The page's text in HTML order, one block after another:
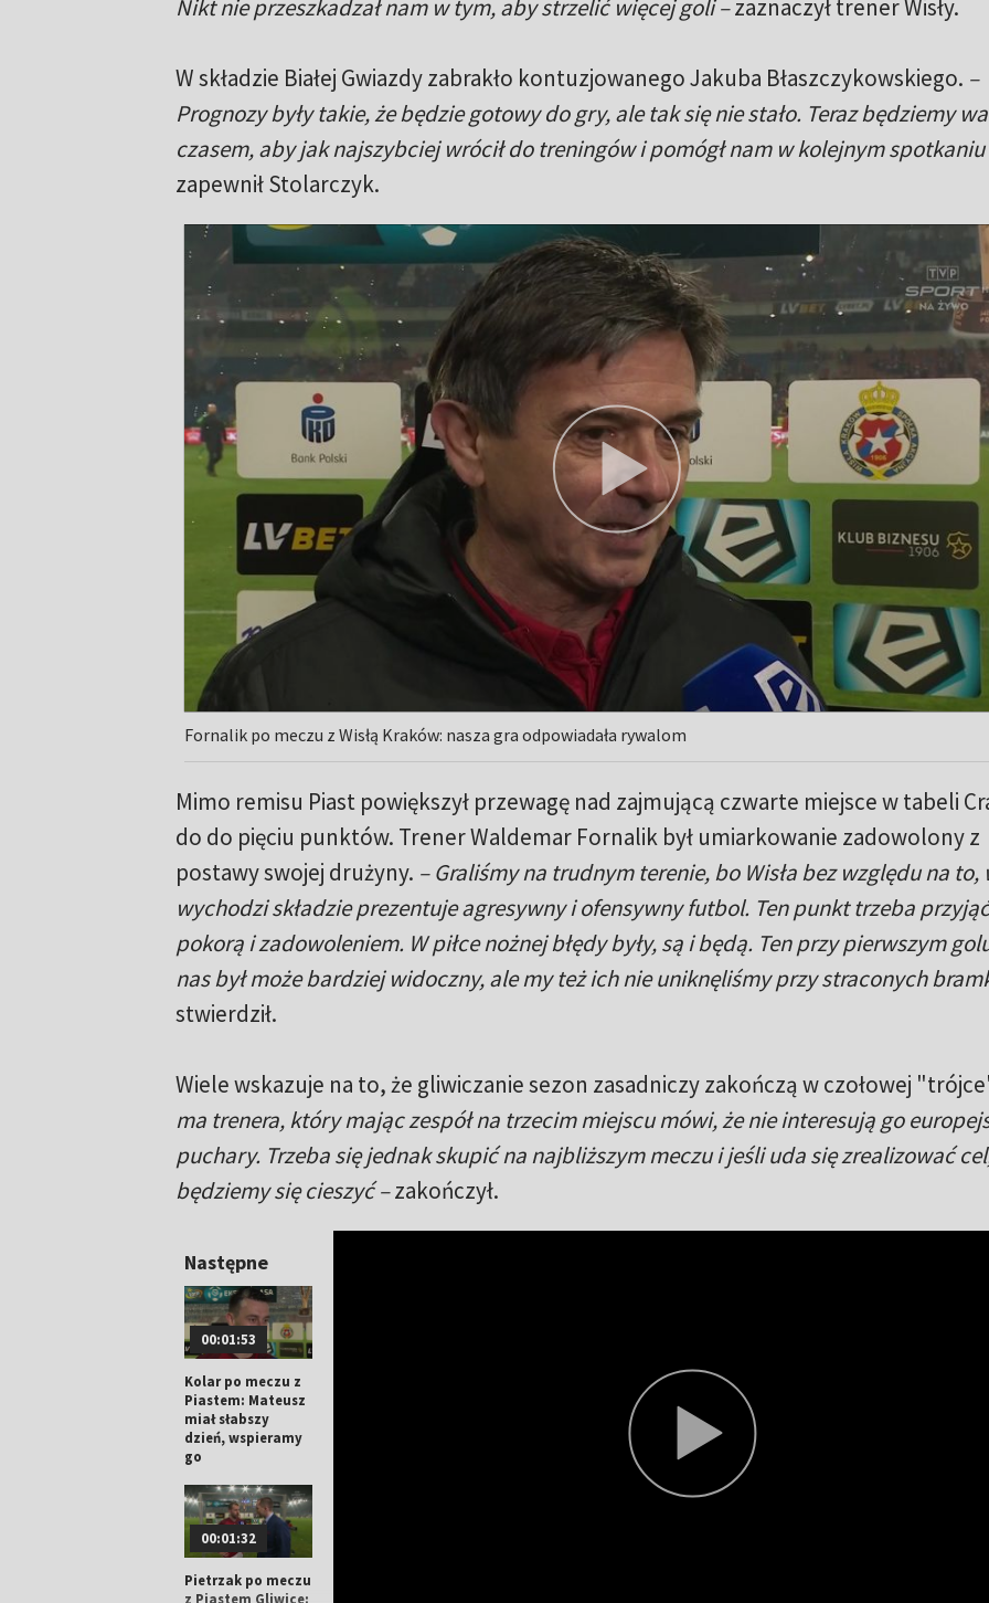
Nikt nie przeszkadzał nam w tym, aby strzelić więcej goli –zaznaczył trener Wisły.
W składzie Białej Gwiazdy zabrakło kontuzjowanego Jakuba Błaszczykowskiego. –
Prognozy były takie, że będzie gotowy do gry, ale tak się nie stało. Teraz będziemy
czasem, aby jak najszybciej wrócił do treningów i pomógł nam w kolejnym spotkaniu
zapewnił Stolarczyk.
Fornalik po meczu z Wisłą Kraków: nasza gra odpowiadała rywalom
Mimo remisu Piast powiększył przewagę nad zajmującą czwarte miejsce w tabeli
do do pięciu punktów. Trener Waldemar Fornalik był umiarkowanie zadowolony z
postawy swojej drużyny. – Graliśmy na trudnym terenie, bo Wisła bez względu na to,
wychodzi składzie prezentuje agresywny i ofensywny futbol. Ten punkt trzeba
pokorą i zadowoleniem. W piłce nożnej błędy były, są i będą. Ten przy pierwszym
nas był może bardziej widoczny, ale my też ich nie uniknęliśmy przy straconych
stwierdził.
Wiele wskazuje na to, że gliwiczanie sezon zasadniczy zakończą w czołowej
ma trenera, który mając zespół na trzecim miejscu mówi, że nie interesują go
puchary. Trzeba się jednak skupić na najbliższym meczu i jeśli uda się zrealizować
będziemy się cieszyć –zakończył.
Następne
00:01:53
Kolar po meczu z
Piastem: Mateusz
miał słabszy
dzień, wspieramy
go
00:01:32
Pietrzak po meczu
z Piastem Gliwice: